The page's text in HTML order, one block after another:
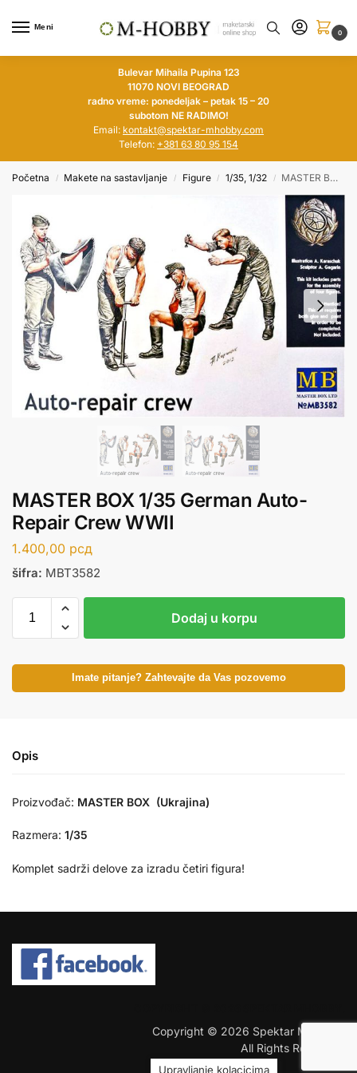
Meni
0
Bulevar Mihaila Pupina 123
11070 NOVI BEOGRAD
radno vreme: ponedeljak – petak 15 – 20
subotom NE RADIMO!
Email: kontakt@spektar-mhobby.com
Telefon: +381 63 80 95 154
Početna / Makete na sastavljanje / Figure / 1/35, 1/32 / MASTER BOX 1/35 German Auto-Repair Crew WWII
MASTER BOX 1/35 German Auto-
Repair Crew WWII
1.400,00 рсд
šifra: MBT3582
Dodaj u korpu
Imate pitanje? Zahtevajte da Vas pozovemo
Opis
Proizvođač: MASTER BOX (Ukrajina)
Razmera: 1/35
Komplet sadrži delove za izradu četiri figura!
Copyright © 2026 Spektar MHobby.
All Rights Reserved.
Upravljanje kolacicima